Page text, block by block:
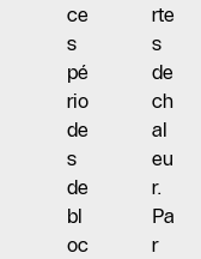
ce
s
pé
rio
de
s
de
bl
oc
rte
s
de
ch
al
eu
r.
Pa
r